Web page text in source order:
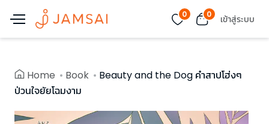
0 0 เข้าสู่ระบบ
Home Book
Beauty and the Dog คำสาปโฮ่งๆ
ป่วนใจยัยโฉมงาม